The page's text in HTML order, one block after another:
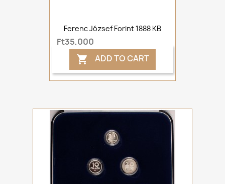
Ferenc József Forint 1888 KB
Ft35,000
 ADD TO CART